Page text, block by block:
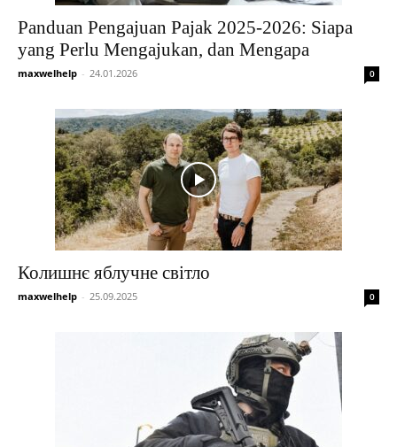
Panduan Pengajuan Pajak 2025-2026: Siapa
yang Perlu Mengajukan, dan Mengapa
maxwelhelp - 24.01.2026 0
Колишнє яблучне світло
maxwelhelp - 25.09.2025 0